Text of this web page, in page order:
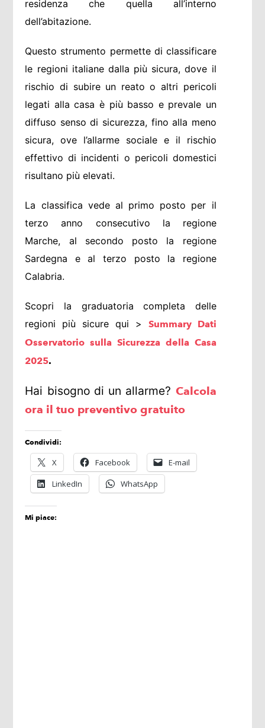
residenza che quella all’interno
dell’abitazione.
Questo strumento permette di classificare
le regioni italiane dalla più sicura, dove il
rischio di subire un reato o altri pericoli
legati alla casa è più basso e prevale un
diffuso senso di sicurezza, fino alla meno
sicura, ove l’allarme sociale e il rischio
effettivo di incidenti o pericoli domestici
risultano più elevati.
La classifica vede al primo posto per il
terzo anno consecutivo la regione
Marche, al secondo posto la regione
Sardegna e al terzo posto la regione
Calabria.
Scopri la graduatoria completa delle
regioni più sicure qui > Summary Dati
Osservatorio sulla Sicurezza della Casa
2025.
Hai bisogno di un allarme? Calcola
ora il tuo preventivo gratuito
Condividi:
X Facebook
E-mail
LinkedIn
WhatsApp
Mi piace: